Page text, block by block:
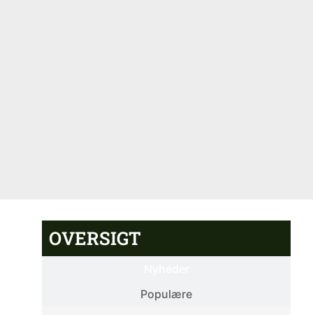
OVERSIGT
Populære